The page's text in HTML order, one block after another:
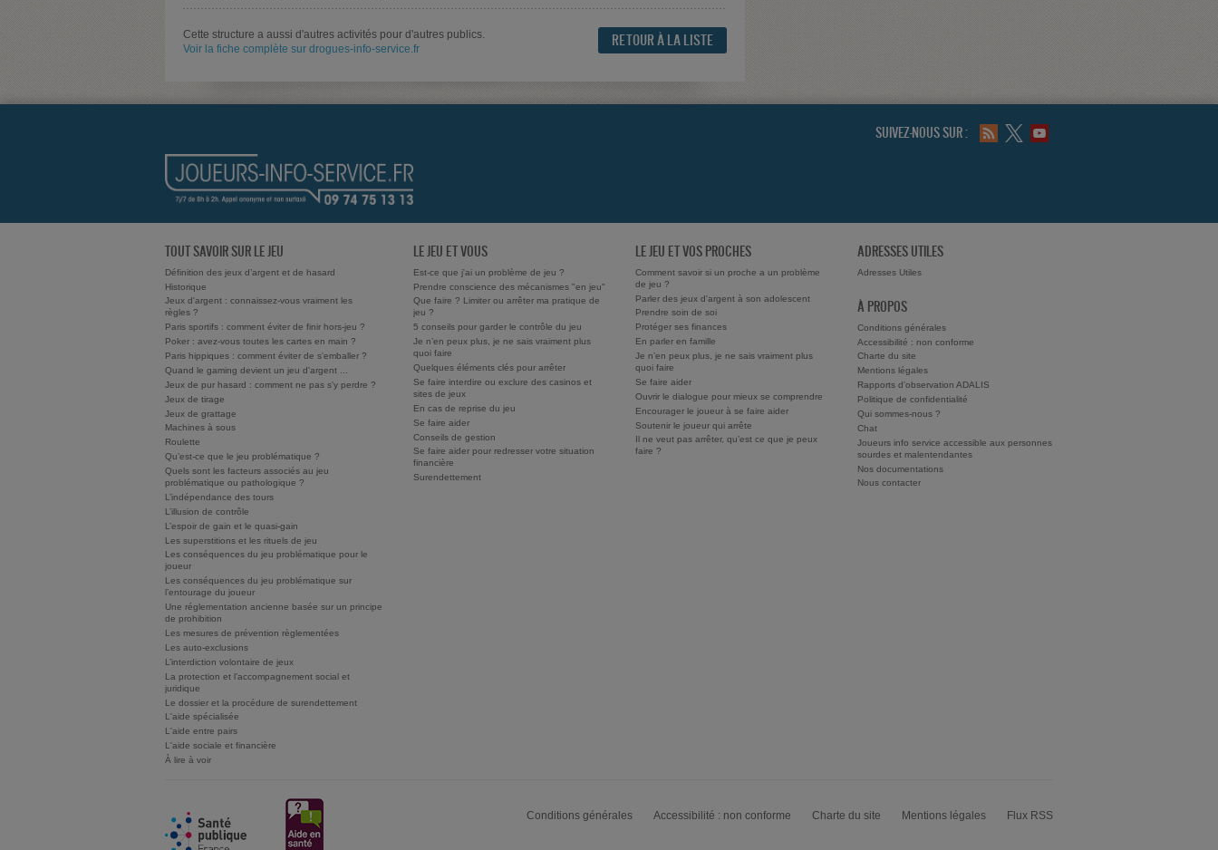
RETOUR À LA LISTE
Cette structure a aussi d'autres activités pour d'autres publics.
Voir la fiche complète sur drogues-info-service.fr
SUIVEZ-NOUS SUR :
TOUT SAVOIR SUR LE JEU
Définition des jeux d’argent et de hasard
Historique
Jeux d'argent : connaissez-vous vraiment les
règles ?
Paris sportifs : comment éviter de finir hors-jeu ?
Poker : avez-vous toutes les cartes en main ?
Paris hippiques : comment éviter de s'emballer ?
Quand le gaming devient un jeu d'argent ...
Jeux de pur hasard : comment ne pas s'y perdre ?
Jeux de tirage
Jeux de grattage
Machines à sous
Roulette
Qu’est-ce que le jeu problématique ?
Quels sont les facteurs associés au jeu
problématique ou pathologique ?
L’indépendance des tours
L’illusion de contrôle
L’espoir de gain et le quasi-gain
Les superstitions et les rituels de jeu
Les conséquences du jeu problématique pour le
joueur
Les conséquences du jeu problématique sur
l’entourage du joueur
Une réglementation ancienne basée sur un principe
de prohibition
Les mesures de prévention règlementées
Les auto-exclusions
L’interdiction volontaire de jeux
La protection et l’accompagnement social et
juridique
Le dossier et la procédure de surendettement
L'aide spécialisée
L'aide entre pairs
L'aide sociale et financière
À lire à voir
LE JEU ET VOUS
Est-ce que j'ai un problème de jeu ?
Prendre conscience des mécanismes "en jeu"
Que faire ? Limiter ou arrêter ma pratique de
jeu ?
5 conseils pour garder le contrôle du jeu
Je n’en peux plus, je ne sais vraiment plus
quoi faire
Quelques éléments clés pour arrêter
Se faire interdire ou exclure des casinos et
sites de jeux
En cas de reprise du jeu
Se faire aider
Conseils de gestion
Se faire aider pour redresser votre situation
financière
Surendettement
LE JEU ET VOS PROCHES
Comment savoir si un proche a un problème
de jeu ?
Parler des jeux d'argent à son adolescent
Prendre soin de soi
Protéger ses finances
En parler en famille
Je n’en peux plus, je ne sais vraiment plus
quoi faire
Se faire aider
Ouvrir le dialogue pour mieux se comprendre
Encourager le joueur à se faire aider
Soutenir le joueur qui arrête
Il ne veut pas arrêter, qu’est ce que je peux
faire ?
ADRESSES UTILES
Adresses Utiles
À PROPOS
Conditions générales
Accessibilité : non conforme
Charte du site
Mentions légales
Rapports d'observation ADALIS
Politique de confidentialité
Qui sommes-nous ?
Chat
Joueurs info service accessible aux personnes
sourdes et malentendantes
Nos documentations
Nous contacter
Conditions générales Accessibilité : non conforme Charte du site Mentions légales Flux RSS